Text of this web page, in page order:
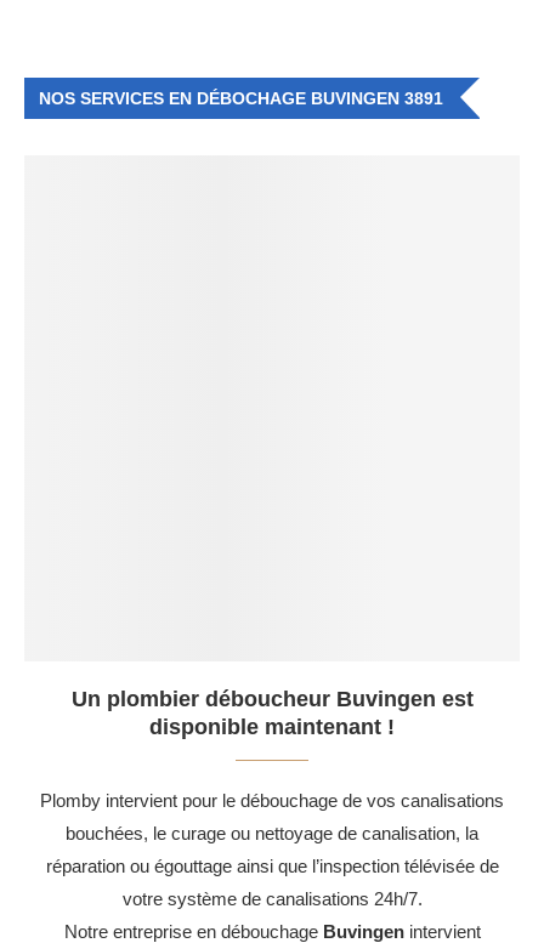
NOS SERVICES EN DÉBOCHAGE BUVINGEN 3891
Un plombier déboucheur Buvingen est
disponible maintenant !
Plomby intervient pour le débouchage de vos canalisations
bouchées, le curage ou nettoyage de canalisation, la
réparation ou égouttage ainsi que l’inspection télévisée de
votre système de canalisations 24h/7.
Notre entreprise en débouchage Buvingenintervient